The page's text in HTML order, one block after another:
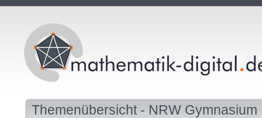
Themenübersicht - NRW Gymnasium